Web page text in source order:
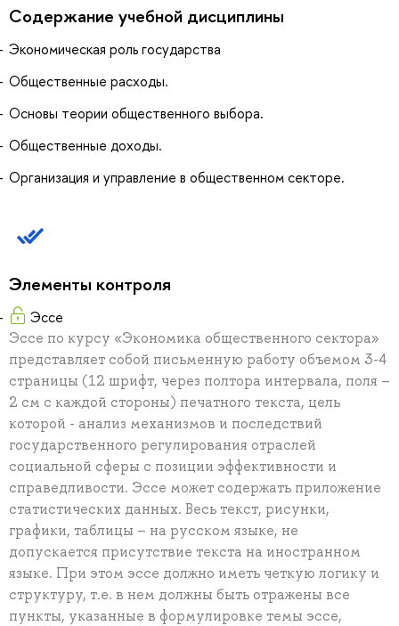
Содержание учебной дисциплины
Экономическая роль государства
Общественные расходы.
Основы теории общественного выбора.
Общественные доходы.
Организация и управление в общественном секторе.
Элементы контроля
Эссе
Эссе по курсу «Экономика общественного сектора»
представляет собой письменную работу объемом 3-4
страницы (12 шрифт, через полтора интервала, поля –
2 см с каждой стороны) печатного текста, цель
которой - анализ механизмов и последствий
государственного регулирования отраслей
социальной сферы с позиции эффективности и
справедливости. Эссе может содержать приложение
статистических данных. Весь текст, рисунки,
графики, таблицы – на русском языке, не
допускается присутствие текста на иностранном
языке. При этом эссе должно иметь четкую логику и
структуру, т.е. в нем должны быть отражены все
пункты, указанные в формулировке темы эссе,